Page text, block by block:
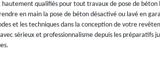
qualifiés pour tout travaux de pose de béton
en main la pose de béton désactivé ou lavé en
et les techniques dans la conception de votre
sérieux et professionnalisme depuis les préparatifs